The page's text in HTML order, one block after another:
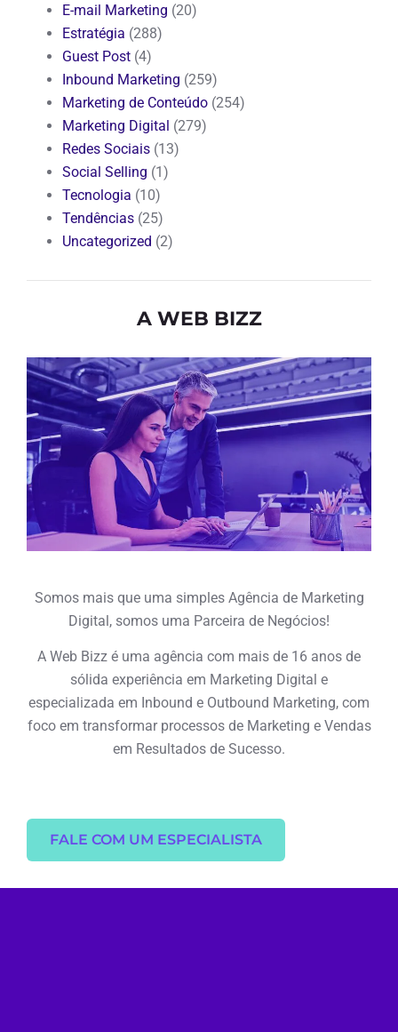
E-mail Marketing (20)
Estratégia (288)
Guest Post (4)
Inbound Marketing (259)
Marketing de Conteúdo (254)
Marketing Digital (279)
Redes Sociais (13)
Social Selling (1)
Tecnologia (10)
Tendências (25)
Uncategorized (2)
A WEB BIZZ
Somos mais que uma simples Agência de Marketing
Digital, somos uma Parceira de Negócios!
A Web Bizz é uma agência com mais de 16 anos de
sólida experiência em Marketing Digital e
especializada em Inbound e Outbound Marketing, com
foco em transformar processos de Marketing e Vendas
em Resultados de Sucesso.
FALE COM UM ESPECIALISTA